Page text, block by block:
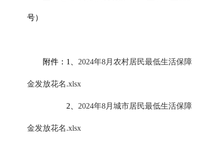
号）
附件：1、 2024年8月农村居民最低生活保障
金发放花名.xlsx
2、 2024年8月城市居民最低生活保障
金发放花名.xlsx